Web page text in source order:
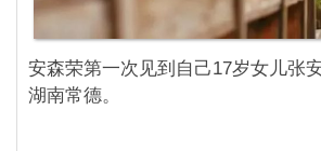
安森荣第一次见到自己17岁女儿张
湖南常德。